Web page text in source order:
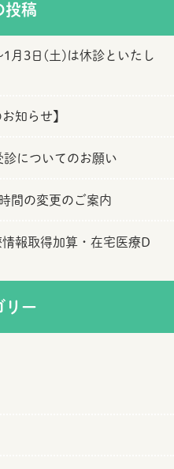
投稿
1月3日(土)は休診といたし
知らせ】
についてのお願い
間の変更のご案内
報取得加算・在宅医療D
リー